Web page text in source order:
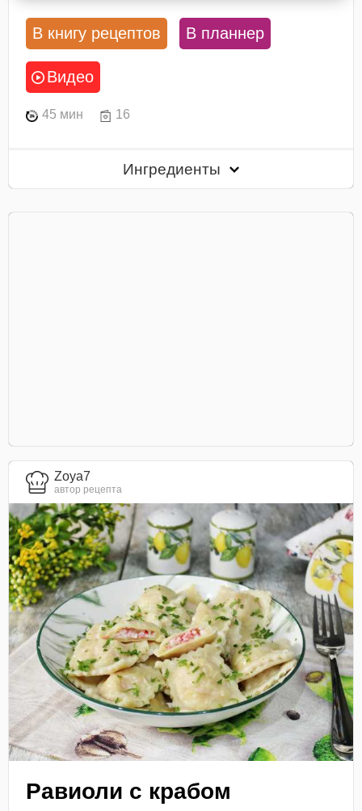
В книгу рецептов В планнер
Видео
45 мин 16
Ингредиенты
Zoya7
автор рецепта
Равиоли с крабом